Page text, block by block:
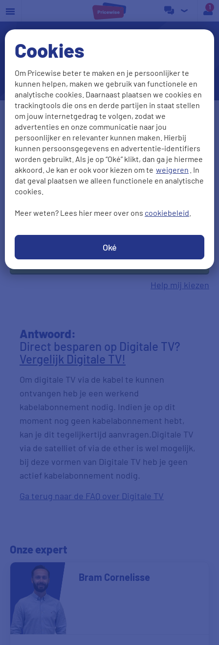
Cookies
Om Pricewise beter te maken en je persoonlijker te
kunnen helpen, maken we gebruik van functionele en
analytische cookies. Daarnaast plaatsen we cookies en
trackingtools die ons en derde partijen in staat stellen
om jouw internetgedrag te volgen, zodat we
advertenties en onze communicatie naar jou
persoonlijker en relevanter kunnen maken. Hierbij
kunnen persoonsgegevens en advertentie-identifiers
worden gebruikt. Als je op “Oké” klikt, dan ga je hiermee
akkoord. Je kan er ook voor kiezen om te weigeren . In
dat geval plaatsen we alleen functionele en analytische
cookies.
Meer weten? Lees hier meer over ons cookiebeleid
Oké
a
Ik heb geen kabel televisie.
Kan ik dan wel Digitale TV
nemen?
Postcode Huisnr + Toev.
Wat wil je vergelijken?
Internet,Televisie
Ik zit nu bij
Check je voordeel
Help mij kiezen
Antwoord:
Direct besparen op Digitale TV?
Vergelijk Digitale TV!
Om digitale TV via de kabel te kunnen
ontvangen heb je een werkend
kabelabonnement nodig. Indien je op dit
moment nog geen kabelabonnement hebt,
kan je dit tegelijkertijd aanvragen.Digitale TV
via de satelliet of via de ether is wel mogelijk,
bij deze vormen van Digitale TV heb je geen
actief kabelabonnement nodig.
Ga terug naar de FAQ over Digitale TV
Onze expert
Bram Cornelisse